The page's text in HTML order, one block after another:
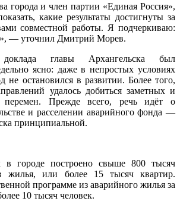
города и член партии «Единая Россия»,
какие результаты достигнуты за
совместной работы. Я подчеркиваю:
— уточнил Дмитрий Морев.
главы Архангельска был
ясно: даже в непростых условиях
не остановился в развитии. Более того,
удалось добиться заметных и
перемен. Прежде всего, речь идёт о
и расселении аварийного фонда —
принципиальной.
в городе построено свыше 800 тысяч
жилья, или более 15 тысяч квартир.
программе из аварийного жилья за
10 тысяч человек.